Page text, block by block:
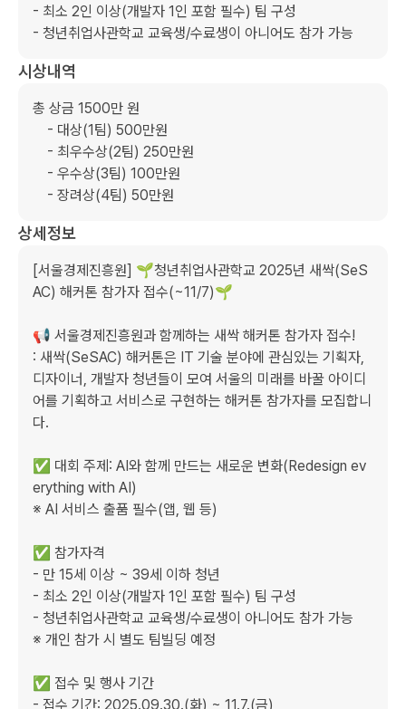
- 최소 2인 이상(개발자 1인 포함 필수) 팀 구성
- 청년취업사관학교 교육생/수료생이 아니어도 참가 가능
시상내역
총 상금 1500만 원
    - 장려상(4팀) 50만원
상세정보
[서울경제진흥원] 🌱청년취업사관학교 2025년 새싹(SeS
AC) 해커톤 참가자 접수(~11/7)🌱
📢 서울경제진흥원과 함께하는 새싹 해커톤 참가자 접수!
: 새싹(SeSAC) 해커톤은 IT 기술 분야에 관심있는 기획자,
디자이너, 개발자 청년들이 모여 서울의 미래를 바꿀 아이디
어를 기획하고 서비스로 구현하는 해커톤 참가자를 모집합니
다.
✅ 대회 주제: AI와 함께 만드는 새로운 변화(Redesign ev
erything with AI)
※ AI 서비스 출품 필수(앱, 웹 등)
✅ 참가자격
- 만 15세 이상 ~ 39세 이하 청년
- 최소 2인 이상(개발자 1인 포함 필수) 팀 구성
- 청년취업사관학교 교육생/수료생이 아니어도 참가 가능
※ 개인 참가 시 별도 팀빌딩 예정
✅ 접수 및 행사 기간
- 접수 기간: 2025.09.30.(화) ~ 11.7.(금)